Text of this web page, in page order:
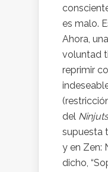
es malo.
Ahora,
voluntad
reprimir
del
supuesta
y en Zen:
dicho,